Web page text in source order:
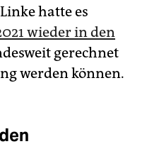
hatte es
wieder in den
gerechnet
werden können.